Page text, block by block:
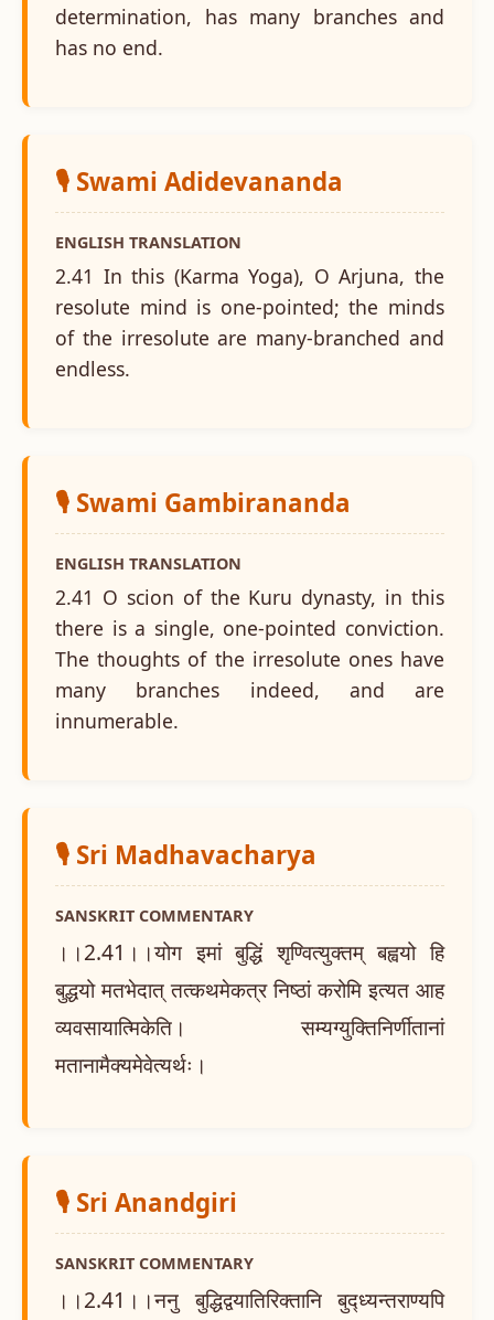
determination, has many branches and
has no end.
🎙️ Swami Adidevananda
ENGLISH TRANSLATION
2.41 In this (Karma Yoga), O Arjuna, the
resolute mind is one-pointed; the minds
of the irresolute are many-branched and
endless.
🎙️ Swami Gambirananda
ENGLISH TRANSLATION
2.41 O scion of the Kuru dynasty, in this
there is a single, one-pointed conviction.
The thoughts of the irresolute ones have
many branches indeed, and are
innumerable.
🎙️ Sri Madhavacharya
SANSKRIT COMMENTARY
।।2.41।।योग इमां बुद्धिं शृण्वित्युक्तम् बह्वयो हि
बुद्धयो मतभेदात् तत्कथमेकत्र निष्ठां करोमि इत्यत आह
व्यवसायात्मिकेति। सम्यग्युक्तिनिर्णीतानां
मतानामैक्यमेवेत्यर्थः।
🎙️ Sri Anandgiri
SANSKRIT COMMENTARY
।।2.41।।ननु बुद्धिद्वयातिरिक्तानि बुद्ध्यन्तराण्यपि